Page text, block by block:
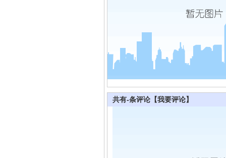
共有-条评论 【我要评论】